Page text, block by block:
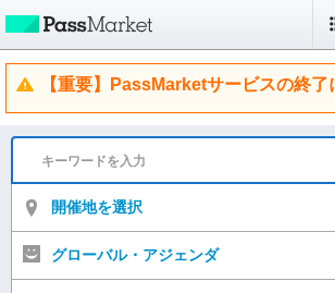
【重要】PassMarketサービスの終了
開催地を選択
グローバル・アジェンダ